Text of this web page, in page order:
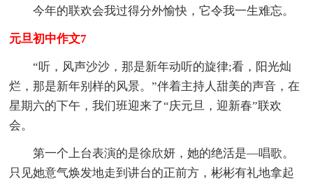
今年的联欢会我过得分外愉快，它令我一生难忘。
元旦初中作文7
“听，风声沙沙，那是新年动听的旋律;看，阳光灿
烂，那是新年别样的风景。”伴着主持人甜美的声音，在
星期六的下午，我们班迎来了“庆元旦，迎新春”联欢
会。
第一个上台表演的是徐欣妍，她的绝活是—唱歌。
只见她意气焕发地走到讲台的正前方，彬彬有礼地拿起